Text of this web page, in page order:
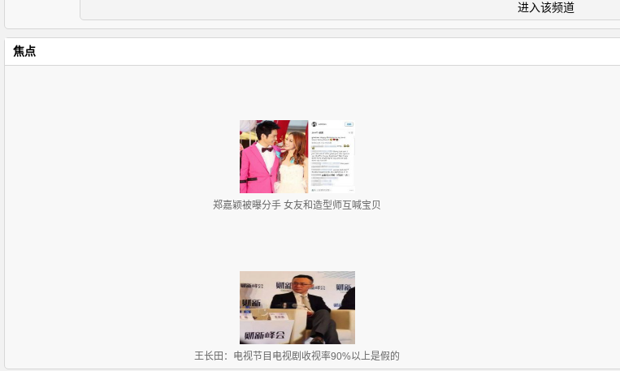
进入该频道
焦点
郑嘉颖被曝分手 女友和造型师互喊宝贝
王长田：电视节目电视剧收视率90%以上是假的